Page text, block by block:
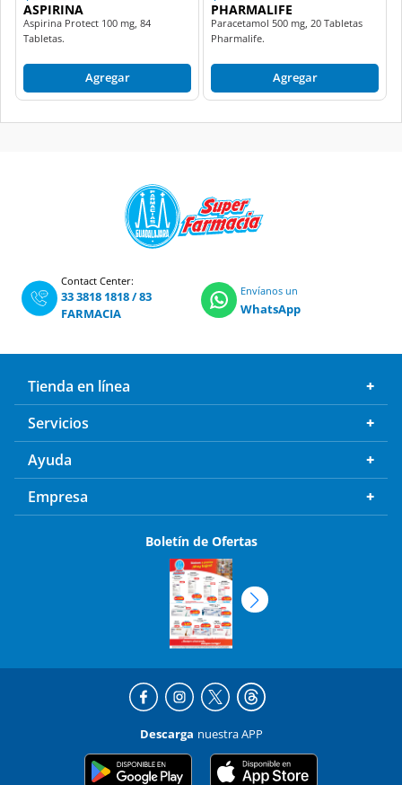
ASPIRINA
Aspirina Protect 100 mg, 84
Tabletas.
Agregar
PHARMALIFE
Paracetamol 500 mg, 20 Tabletas
Pharmalife.
Agregar
Contact Center:
33 3818 1818/83
FARMACIA
Envíanos un
WhatsApp
Tienda en línea
Servicios
Ayuda
Empresa
Boletín de Ofertas
Descarga nuestra APP